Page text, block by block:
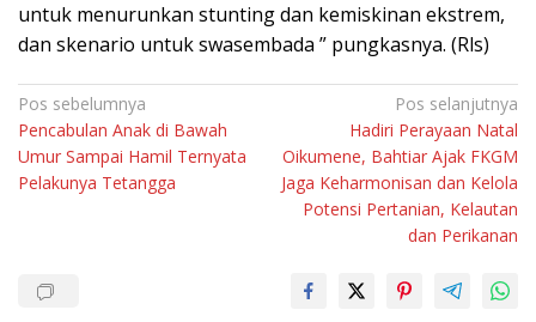
untuk menurunkan stunting dan kemiskinan ekstrem,
dan skenario untuk swasembada ” pungkasnya. (Rls)
Navigasi
pos
Pos sebelumnya
Pencabulan Anak di Bawah
Umur Sampai Hamil Ternyata
Pelakunya Tetangga
Pos selanjutnya
Hadiri Perayaan Natal
Oikumene, Bahtiar Ajak FKGM
Jaga Keharmonisan dan Kelola
Potensi Pertanian, Kelautan
dan Perikanan